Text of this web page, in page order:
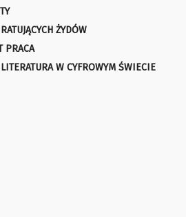
ŻYDÓW
PRACA
W CYFROWYM ŚWIECIE